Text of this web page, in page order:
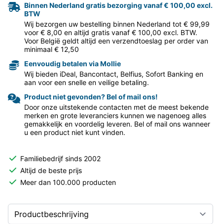
Binnen Nederland gratis bezorging vanaf € 100,00 excl.
BTW
Wij bezorgen uw bestelling binnen Nederland tot € 99,99
voor € 8,00 en altijd gratis vanaf € 100,00 excl. BTW.
Voor België geldt altijd een verzendtoeslag per order van
minimaal € 12,50
Eenvoudig betalen via Mollie
Wij bieden iDeal, Bancontact, Belfius, Sofort Banking en
aan voor een snelle en veilige betaling.
Product niet gevonden? Bel of mail ons!
Door onze uitstekende contacten met de meest bekende
merken en grote leveranciers kunnen we nagenoeg alles
gemakkelijk en voordelig leveren. Bel of mail ons wanneer
u een product niet kunt vinden.
Familiebedrijf sinds 2002
Altijd de beste prijs
Meer dan 100.000 producten